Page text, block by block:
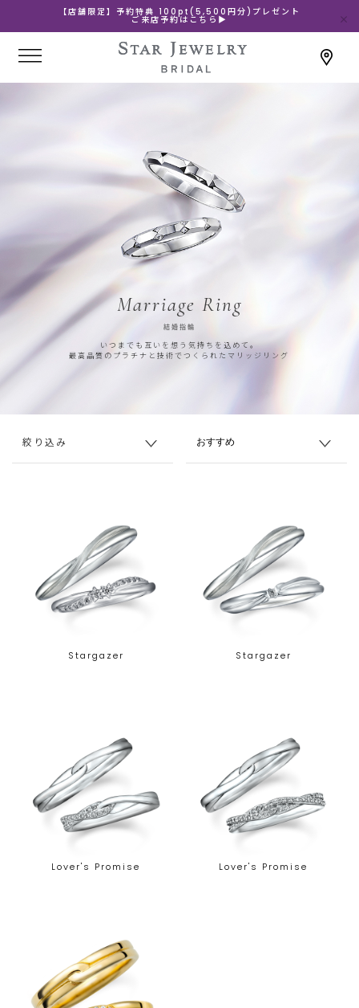
【店舗限定】予約特典 100pt(5,500円分)プレゼント
ご来店予約はこちら▶
Marriage Ring
結婚指輪
いつまでも互いを想う気持ちを込めて。
最高品質のプラチナと技術でつくられたマリッジリング
絞り込み
Stargazer Stargazer
Lover's Promise Lover's Promise